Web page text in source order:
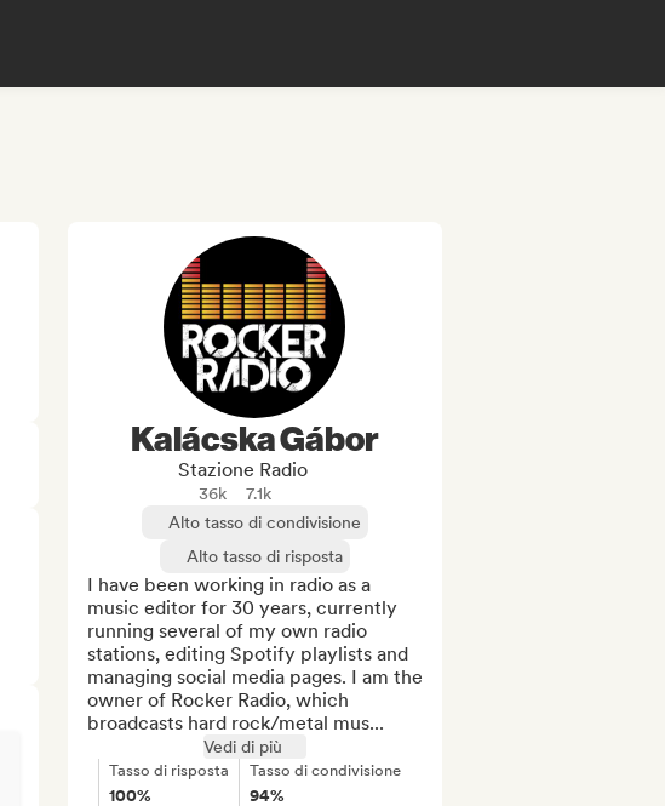
Kalácska Gábor
Stazione Radio
36k
7.1k
Alto tasso di condivisione
Alto tasso di risposta
I have been working in radio as a
music editor for 30 years, currently
running several of my own radio
stations, editing Spotify playlists and
managing social media pages. I am the
owner of Rocker Radio, which
broadcasts hard rock/metal mus...
Vedi di più
Tasso di risposta
100%
Tasso di condivisione
94%